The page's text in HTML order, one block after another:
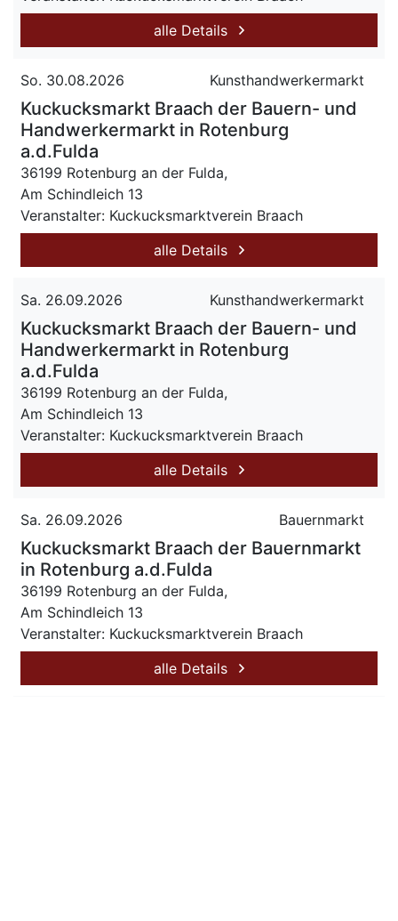
alle Details
So. 30.08.2026 Kunsthandwerkermarkt
Kuckucksmarkt Braach der Bauern- und
Handwerkermarkt in Rotenburg
a.d.Fulda
36199 Rotenburg an der Fulda,
Am Schindleich 13
Veranstalter: Kuckucksmarktverein Braach
alle Details
Sa. 26.09.2026 Kunsthandwerkermarkt
Kuckucksmarkt Braach der Bauern- und
Handwerkermarkt in Rotenburg
a.d.Fulda
36199 Rotenburg an der Fulda,
Am Schindleich 13
Veranstalter: Kuckucksmarktverein Braach
alle Details
Sa. 26.09.2026 Bauernmarkt
Kuckucksmarkt Braach der Bauernmarkt
in Rotenburg a.d.Fulda
36199 Rotenburg an der Fulda,
Am Schindleich 13
Veranstalter: Kuckucksmarktverein Braach
alle Details